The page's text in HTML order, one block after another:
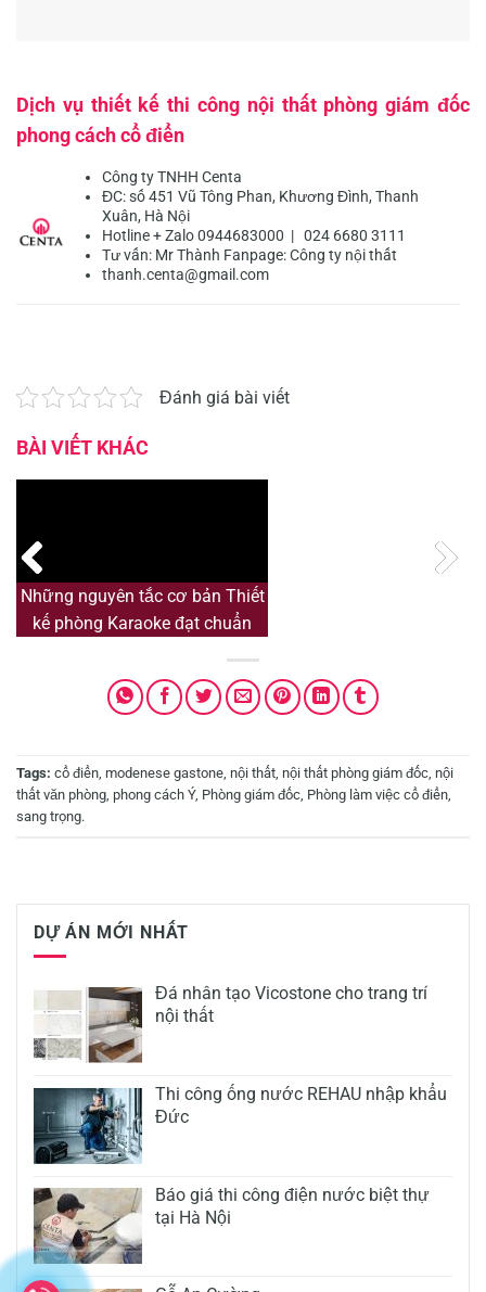
Dịch vụ thiết kế thi công nội thất phòng giám đốc
phong cách cổ điển
Công ty TNHH Centa
ĐC: số 451 Vũ Tông Phan, Khương Đình, Thanh
Xuân, Hà Nội
Hotline + Zalo 0944683000 | 024 6680 3111
Tư vấn: Mr Thành Fanpage:Công ty nội thất
thanh.centa@gmail.com
Đánh giá bài viết
BÀI VIẾT KHÁC
Những nguyên tắc cơ bản Thiết
kế phòng Karaoke đạt chuẩn
Tags: cổ điển, modenese gastone, nội thất, nội thất phòng giám đốc, nội
thất văn phòng, phong cách Ý, Phòng giám đốc, Phòng làm việc cổ điển,
sang trọng.
DỰ ÁN MỚI NHẤT
Đá nhân tạo Vicostone cho trang trí
nội thất
Thi công ống nước REHAU nhập khẩu
Đức
Báo giá thi công điện nước biệt thự
tại Hà Nội